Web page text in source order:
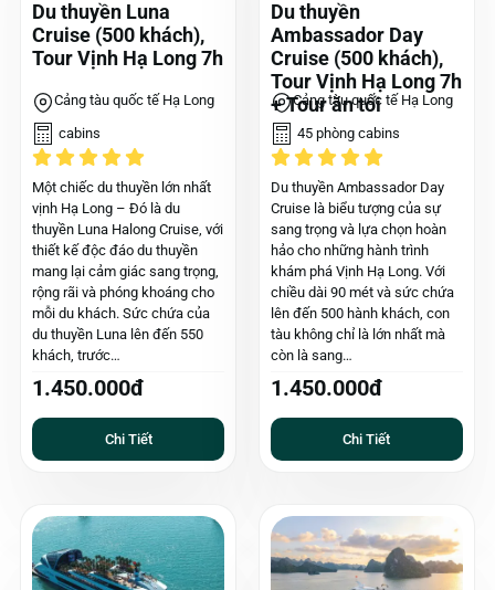
Du thuyền Luna
Cruise (500 khách),
Tour Vịnh Hạ Long 7h
Cảng tàu quốc tế Hạ Long
cabins
Một chiếc du thuyền lớn nhất
vịnh Hạ Long – Đó là du
thuyền Luna Halong Cruise, với
thiết kế độc đáo du thuyền
mang lại cảm giác sang trọng,
rộng rãi và phóng khoáng cho
mỗi du khách. Sức chứa của
du thuyền Luna lên đến 550
khách, trước…
1.450.000đ
Chi Tiết
Du thuyền
Ambassador Day
Cruise (500 khách),
Tour Vịnh Hạ Long 7h
+ Tour ăn tối
Cảng tàu quốc tế Hạ Long
45 phòng cabins
Du thuyền Ambassador Day
Cruise là biểu tượng của sự
sang trọng và lựa chọn hoàn
hảo cho những hành trình
khám phá Vịnh Hạ Long. Với
chiều dài 90 mét và sức chứa
lên đến 500 hành khách, con
tàu không chỉ là lớn nhất mà
còn là sang…
1.450.000đ
Chi Tiết